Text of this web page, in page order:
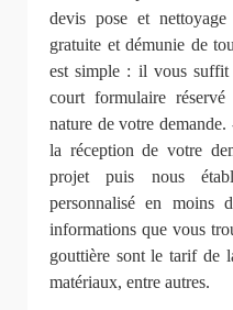
devis pose et
gratuite et démunie de
est simple : il vous suffit
court formulaire
nature de votre
la réception de votre
projet puis nous
personnalisé en moins
informations que vous
gouttière sont le tarif de
matériaux, entre autres.